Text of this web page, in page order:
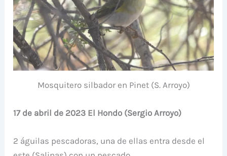
Mosquitero silbador en Pinet (S. Arroyo)
17 de abril de 2023 El Hondo (Sergio Arroyo)
2 águilas pescadoras, una de ellas entra desde el